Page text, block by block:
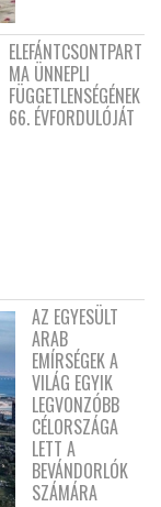
ELEFÁNTCSONTPART
MA ÜNNEPLI
FÜGGETLENSÉGÉNEK
66. ÉVFORDULÓJÁT
AZ EGYESÜLT
ARAB
EMÍRSÉGEK A
VILÁG EGYIK
LEGVONZÓBB
CÉLORSZÁGA
LETT A
BEVÁNDORLÓK
SZÁMÁRA